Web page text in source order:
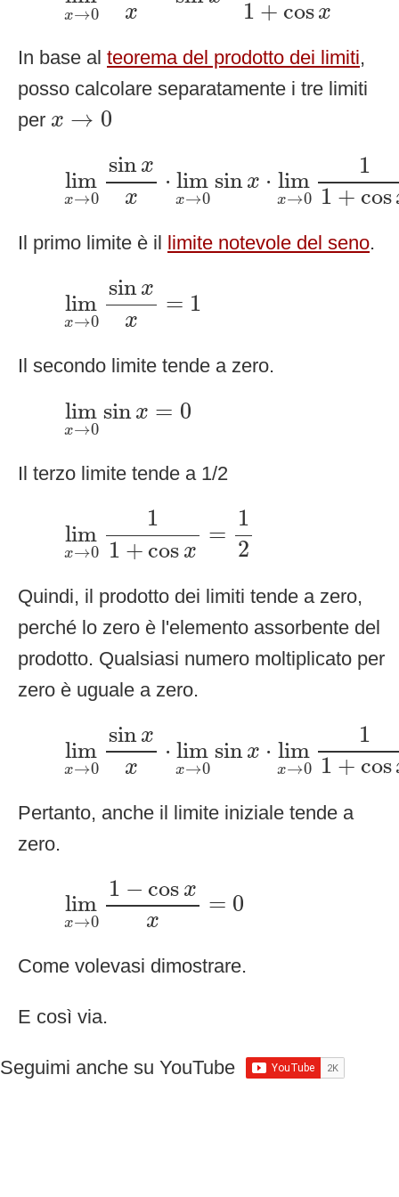
x→0
x
1 + cos x
In base al teorema del prodotto dei limiti,
posso calcolare separatamente i tre limiti
per x → 0
x→ 0
lim
x→0
sin x
x
⋅ lim
x→0
sin x ⋅ lim
x→0
1
1 + cos
→0 sin x
Il primo limite è il limite notevole del seno.
lim
x→0
sin x
x
= 1
→0 sin
Il secondo limite tende a zero.
lim
x→0
sin x = 0
lim x→ 0sin x=
Il terzo limite tende a 1/2
lim
x→0
1
1 + cos x
=
1
2
11 1
Quindi, il prodotto dei limiti tende a zero,
perché lo zero è l'elemento assorbente del
prodotto. Qualsiasi numero moltiplicato per
zero è uguale a zero.
lim
x→0
sin x
x
⋅ lim
x→0
sin x ⋅ lim
x→0
1
1 + cos
→0 sin x
Pertanto, anche il limite iniziale tende a
zero.
lim
x→0
1 − cos x
x
= 0
→ 1− cos
Come volevasi dimostrare.
E così via.
Seguimi anche su YouTube